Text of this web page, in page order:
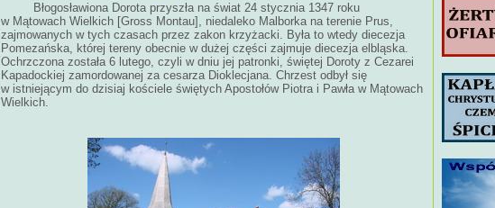
Błogosławiona Dorota przyszła na świat 24 stycznia 1347 roku
w Mątowach Wielkich [Gross Montau], niedaleko Malborka na terenie Prus,
zajmowanych w tych czasach przez zakon krzyżacki. Była to wtedy diecezja
Pomezańska, której tereny obecnie w dużej części zajmuje diecezja elbląska.
Ochrzczona została 6 lutego, czyli w dniu jej patronki, świętej Doroty z Cezarei
Kapadockiej zamordowanej za cesarza Dioklecjana. Chrzest odbył się
w istniejącym do dzisiaj kościele świętych Apostołów Piotra i Pawła w Mątowach
Wielkich.